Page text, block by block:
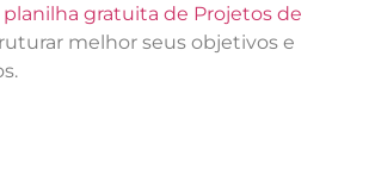
planilha gratuita de Projetos de
melhor seus objetivos e